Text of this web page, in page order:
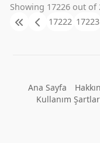
Showing 17226 out of
17222 17223
Ana Sayfa
Kullanım